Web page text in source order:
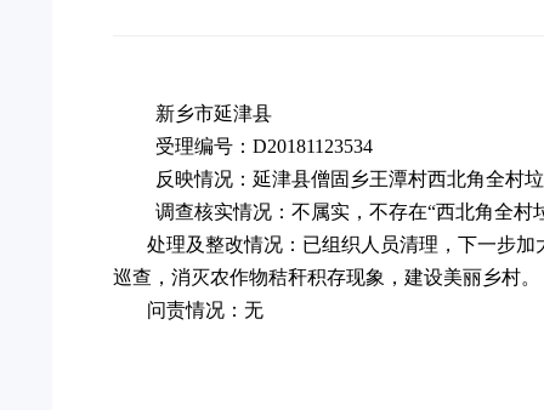
新乡市延津县
受理编号：D20181123534
反映情况：延津县僧固乡王潭村西北角全村
调查核实情况：不属实，不存在“西北角全
处理及整改情况：已组织人员清理，下一步
巡查，消灭农作物秸秆积存现象，建设美丽乡村。
问责情况：无